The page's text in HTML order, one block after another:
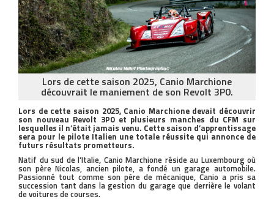
Lors de cette saison 2025, Canio Marchione
découvrait le maniement de son Revolt 3P0.
Lors de cette saison 2025, Canio Marchione devait découvrir
son nouveau Revolt 3P0 et plusieurs manches du CFM sur
lesquelles il n’était jamais venu. Cette saison d’apprentissage
sera pour le pilote Italien une totale réussite qui annonce de
futurs résultats prometteurs.
Natif du sud de l’Italie, Canio Marchione réside au Luxembourg où
son père Nicolas, ancien pilote, a fondé un garage automobile.
Passionné tout comme son père de mécanique, Canio a pris sa
succession tant dans la gestion du garage que derrière le volant
de voitures de courses.